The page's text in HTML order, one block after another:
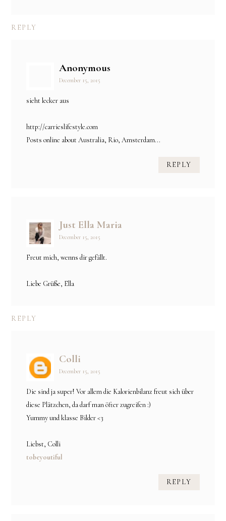
REPLY
Anonymous
December 15, 2015
sieht lecker aus
http://carrieslifestyle.com
Posts online about Australia, Rio, Amsterdam...
REPLY
Just Ella Maria
December 15, 2015
Freut mich, wenns dir gefällt.
Liebe Grüße, Ella
REPLY
Colli
December 15, 2015
Die sind ja super! Vor allem die Kalorienbilanz freut sich über
diese Plätzchen, da darf man öfter zugreifen :)
Yummy und klasse Bilder <3
Liebst, Colli
tobeyoutiful
REPLY